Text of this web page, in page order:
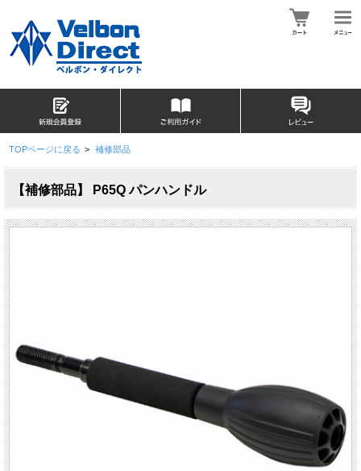
TOPページに戻る > 補修部品
【補修部品】 P65Q パンハンドル